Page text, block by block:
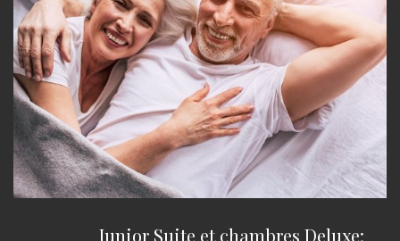
Junior Suite et chambres Deluxe: